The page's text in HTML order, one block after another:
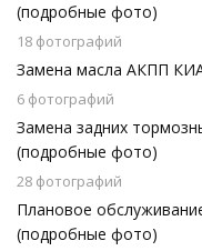
(подробные фото)
18 фотографий
Замена масла АКПП
6 фотографий
Замена задних
(подробные фото)
28 фотографий
Плановое
(подробные фото)